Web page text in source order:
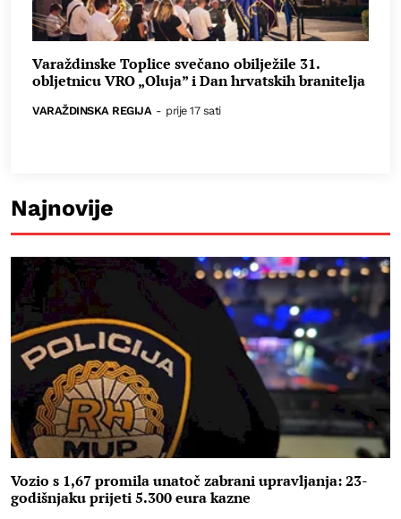
Varaždinske Toplice svečano obilježile 31.
obljetnicu VRO „Oluja” i Dan hrvatskih branitelja
VARAŽDINSKA REGIJA - prije 17 sati
Najnovije
Vozio s 1,67 promila unatoč zabrani upravljanja: 23-
godišnjaku prijeti 5.300 eura kazne